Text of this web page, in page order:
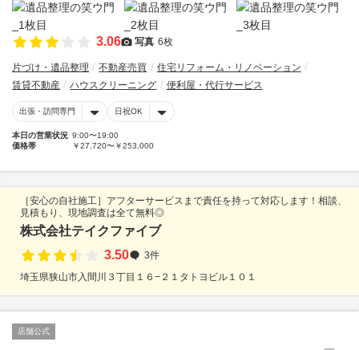
3.06 写真 6枚
片づけ・遺品整理 不動産売買
住宅リフォーム・リノベーション
賃貸不動産
ハウスクリーニング 便利屋・代行サービス
出張・訪問専門 日祝OK
本日の営業状況 9:00〜19:00
価格帯
￥27,720〜￥253,000
［安心の自社施工］アフターサービスまで責任を持って対応します！相談、
見積もり、現地調査は全て無料◎
株式会社テイクファイブ
3.50
3件
埼玉県狭山市入間川３丁目１６−２１タトヨビル１０１
店舗公式